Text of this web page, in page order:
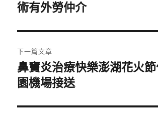
導
覽
一
文
章:
術有外勞仲介
下一篇文章
下
一
文
鼻竇炎治療快樂澎湖花火
園機場接送